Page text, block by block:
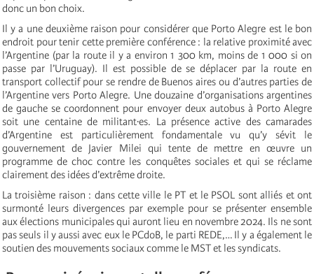
donc un bon choix.
Il y a une deuxième raison pour considérer que Porto Alegre est le bon
endroit pour tenir cette première conférence : la relative proximité avec
l’Argentine (par la route il y a environ 1 300 km, moins de 1 000 si on
passe par l’Uruguay). Il est possible de se déplacer par la route en
transport collectif pour se rendre de Buenos aires ou d’autres parties de
l’Argentine vers Porto Alegre. Une douzaine d’organisations argentines
de gauche se coordonnent pour envoyer deux autobus à Porto Alegre
soit une centaine de militant·es. La présence active des camarades
d’Argentine est particulièrement fondamentale vu qu’y sévit le
gouvernement de Javier Milei qui tente de mettre en œuvre un
programme de choc contre les conquêtes sociales et qui se réclame
clairement des idées d’extrême droite.
La troisième raison : dans cette ville le PT et le PSOL sont alliés et ont
surmonté leurs divergences par exemple pour se présenter ensemble
aux élections municipales qui auront lieu en novembre 2024. Ils ne sont
pas seuls il y aussi avec eux le PCdoB, le parti REDE,… Il y a également le
soutien des mouvements sociaux comme le MST et les syndicats.